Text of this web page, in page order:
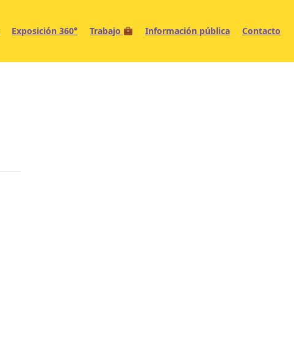
Exposición 360° Trabajo Información pública Contacto